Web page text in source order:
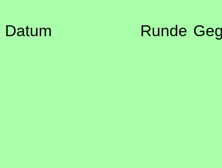
Datum Runde